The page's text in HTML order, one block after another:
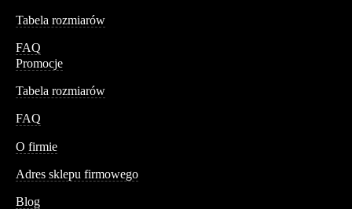
Tabela rozmiarów
FAQ
Promocje
Tabela rozmiarów
FAQ
O firmie
Adres sklepu firmowego
Blog